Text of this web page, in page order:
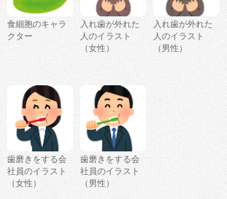
食細胞のキャラ
クター
入れ歯が外れた
人のイラスト
（女性）
入れ歯が外れた
人のイラスト
（男性）
歯磨きをする会
社員のイラスト
（女性）
歯磨きをする会
社員のイラスト
（男性）